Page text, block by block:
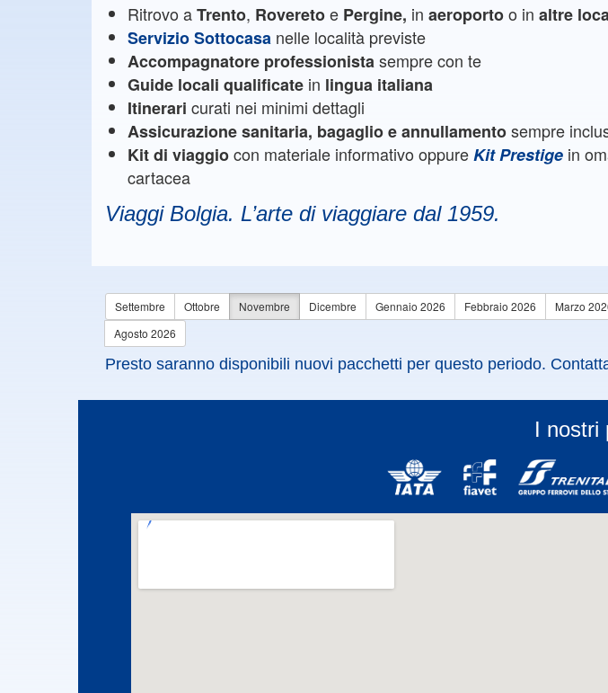
Ritrovo aTrento, Roveretoe Pergine, in aeroportoo in altre
Servizio Sottocasa nelle località previste
Accompagnatore professionistasempre con te
Guide locali qualificate in lingua italiana
Itinerari curati nei minimi dettagli
Assicurazione sanitaria, bagaglio e annullamentosempre
Kit di viaggiocon materiale informativo oppureKit Prestige in
cartacea
Viaggi Bolgia. L’arte di viaggiare dal 1959.
Settembre Ottobre Novembre Dicembre Gennaio 2026 Febbraio 2026 Marzo
Agosto 2026
Presto saranno disponibili nuovi pacchetti per questo periodo.
I nostri